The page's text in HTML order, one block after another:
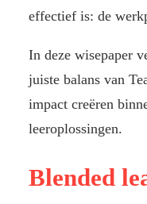
effectief is: de
In deze wisepaper
juiste balans van
impact creëren
leeroplossingen.
Blended